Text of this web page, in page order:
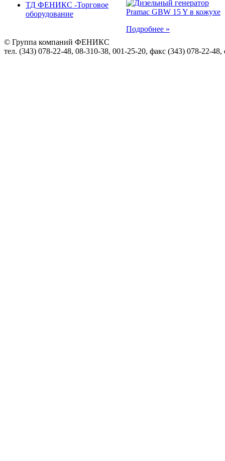
ТД ФЕНИКС -Торговое
оборудование
Подробнее »
© Группа компаний ФЕНИКС
тел. (343) 078-22-48, 08-310-38, 001-25-20, факс (343) 078-22-